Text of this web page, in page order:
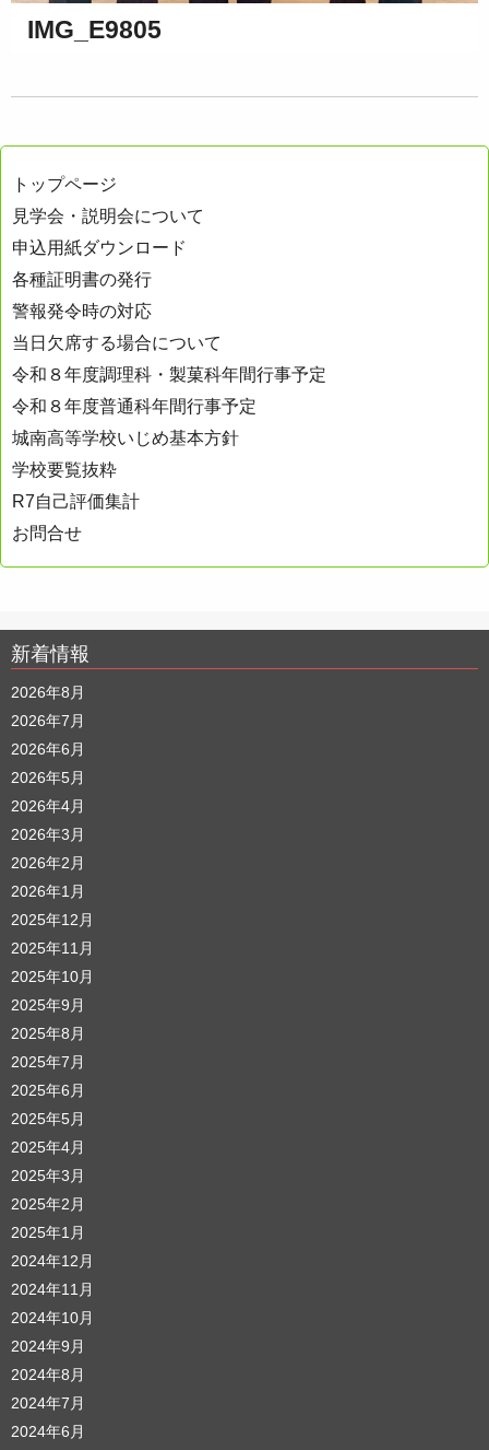
IMG_E9805
トップページ
見学会・説明会について
申込用紙ダウンロード
各種証明書の発行
警報発令時の対応
当日欠席する場合について
令和８年度調理科・製菓科年間行事予定
令和８年度普通科年間行事予定
城南高等学校いじめ基本方針
学校要覧抜粋
R7自己評価集計
お問合せ
新着情報
2026年8月
2026年7月
2026年6月
2026年5月
2026年4月
2026年3月
2026年2月
2026年1月
2025年12月
2025年11月
2025年10月
2025年9月
2025年8月
2025年7月
2025年6月
2025年5月
2025年4月
2025年3月
2025年2月
2025年1月
2024年12月
2024年11月
2024年10月
2024年9月
2024年8月
2024年7月
2024年6月